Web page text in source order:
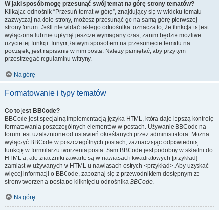
W jaki sposób mogę przesunąć swój temat na górę strony tematów?
Klikając odnośnik “Przesuń temat w górę”, znajdujący się w widoku tematu
zazwyczaj na dole strony, możesz przesunąć go na samą górę pierwszej
strony forum. Jeśli nie widać takiego odnośnika, oznacza to, że funkcja ta jest
wyłączona lub nie upłynął jeszcze wymagany czas, zanim będzie możliwe
użycie tej funkcji. Innym, łatwym sposobem na przesunięcie tematu na
początek, jest napisanie w nim posta. Należy pamiętać, aby przy tym
przestrzegać regulaminu witryny.
Na górę
Formatowanie i typy tematów
Co to jest BBCode?
BBCode jest specjalną implementacją języka HTML, która daje lepszą kontrolę
formatowania poszczególnych elementów w postach. Używanie BBCode na
forum jest uzależnione od ustawień określanych przez administratora. Można
wyłączyć BBCode w poszczególnych postach, zaznaczając odpowiednią
funkcję w formularzu tworzenia posta. Sam BBCode jest podobny w składni do
HTML-a, ale znaczniki zawarte są w nawiasach kwadratowych [przykład]
zamiast w używanych w HTML-u nawiasach ostrych <przykład>. Aby uzyskać
więcej informacji o BBCode, zapoznaj się z przewodnikiem dostępnym ze
strony tworzenia posta po kliknięciu odnośnika BBCode.
Na górę